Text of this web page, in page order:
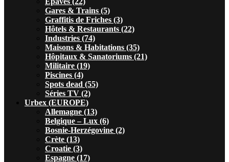
Gares & Trains (5)
Graffitis de Friches (3)
Hôtels & Restaurants (22)
Industries (74)
Maisons & Habitations (35)
Hôpitaux & Sanatoriums (21)
Militaire (19)
Piscines (4)
Spots dead (55)
Séries TV (2)
Urbex (EUROPE)
Allemagne (13)
Belgique – Lux (6)
Bosnie-Herzégovine (2)
Crète (13)
Croatie (3)
Espagne (17)